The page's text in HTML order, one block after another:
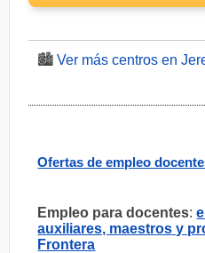
🏙️Ver más centros en
Ofertas de empleo
Empleo para docentes:
auxiliares, maestros y
Frontera